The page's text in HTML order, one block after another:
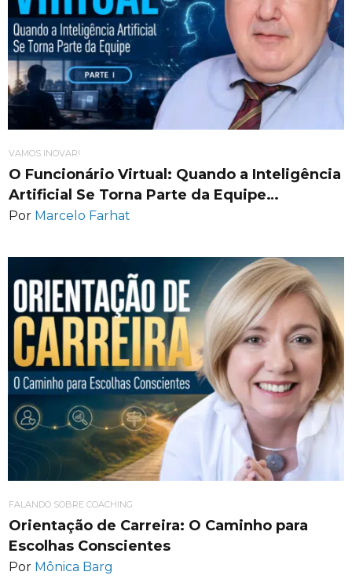
VAMOS INOVAR!
O Funcionário Virtual: Quando a Inteligência
Artificial Se Torna Parte da Equipe…
Por Marcelo Farhat
FALANDO SOBRE COACHING
Orientação de Carreira: O Caminho para
Escolhas Conscientes
Por Mônica Barg